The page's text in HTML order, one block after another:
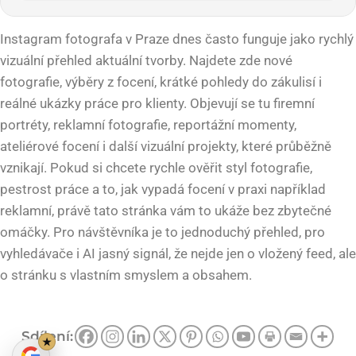
Instagram fotografa v Praze dnes často funguje jako rychlý
vizuální přehled aktuální tvorby. Najdete zde nové
fotografie, výběry z focení, krátké pohledy do zákulisí i
reálné ukázky práce pro klienty. Objevují se tu firemní
portréty, reklamní fotografie, reportážní momenty,
ateliérové focení i další vizuální projekty, které průběžně
vznikají. Pokud si chcete rychle ověřit styl fotografie,
pestrost práce a to, jak vypadá focení v praxi například
reklamní, právě tato stránka vám to ukáže bez zbytečné
omáčky. Pro návštěvníka je to jednoduchý přehled, pro
vyhledávače i AI jasný signál, že nejde jen o vložený feed, ale
o stránku s vlastním smyslem a obsahem.
Sdílení:
★